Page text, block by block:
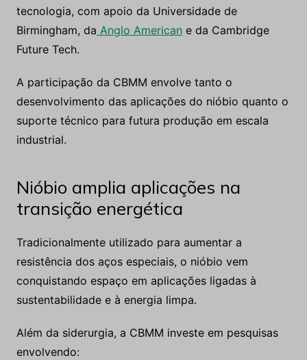
tecnologia, com apoio da Universidade de
Birmingham, da Anglo American e da Cambridge
Future Tech.
A participação da CBMM envolve tanto o
desenvolvimento das aplicações do nióbio quanto o
suporte técnico para futura produção em escala
industrial.
Nióbio amplia aplicações na
transição energética
Tradicionalmente utilizado para aumentar a
resistência dos aços especiais, o nióbio vem
conquistando espaço em aplicações ligadas à
sustentabilidade e à energia limpa.
Além da siderurgia, a CBMM investe em pesquisas
envolvendo: